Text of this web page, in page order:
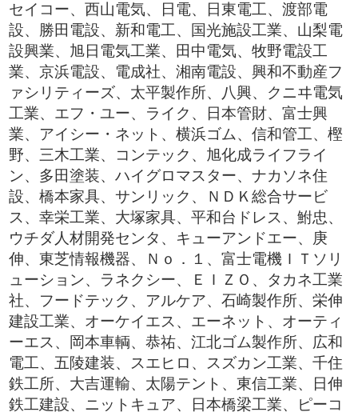
セイコー、西山電気、日電、日東電工、渡部電
設、勝田電設、新和電工、国光施設工業、山梨電
設興業、旭日電気工業、田中電気、牧野電設工
業、京浜電設、電成社、湘南電設、興和不動産フ
ァシリティーズ、太平製作所、八興、クニヰ電気
工業、エフ・ユー、ライク、日本管財、富士興
業、アイシー・ネット、横浜ゴム、信和管工、樫
野、三木工業、コンテック、旭化成ライフライ
ン、多田塗装、ハイグロマスター、ナカソネ住
設、橋本家具、サンリック、ＮＤＫ総合サービ
ス、幸栄工業、大塚家具、平和台ドレス、鮒忠、
ウチダ人材開発センタ、キューアンドエー、庚
伸、東芝情報機器、Ｎｏ．１、富士電機ＩＴソリ
ューション、ラネクシー、ＥＩＺＯ、タカネ工業
社、フードテック、アルケア、石崎製作所、栄伸
建設工業、オーケイエス、エーネット、オーティ
ーエス、岡本車輌、恭祐、江北ゴム製作所、広和
電工、五陵建装、スエヒロ、スズカン工業、千住
鉄工所、大吉運輸、太陽テント、東信工業、日伸
鉄工建設、ニットキュア、日本橋梁工業、ピーコ